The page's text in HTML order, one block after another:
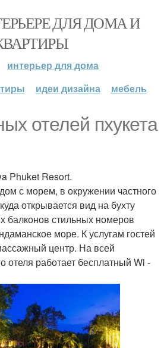
ДЛЯ ДОМА И
интерьер для дома
идеи дизайна мебель
отелей пхукета
Phuket Resort.
с морем, в окружении частного
открывается вид на бухту
балконов стильных номеров
море. К услугам гостей
центр. На всей
отеля работает бесплатный Wi -